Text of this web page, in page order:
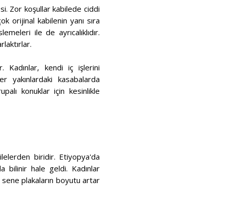
Zor koşullar kabilede ciddi
orijinal kabilenin yanı sıra
ile de ayrıcalıklıdır.
Kadınlar, kendi iç işlerini
yakınlardaki kasabalarda
​​konuklar için kesinlikle
biridir. Etiyopya'da
bilinir hale geldi. Kadınlar
sene plakaların boyutu artar